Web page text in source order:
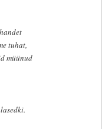
tuhat,
müünud